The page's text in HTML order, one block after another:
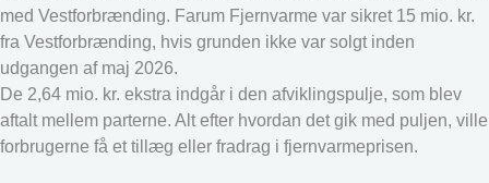
med Vestforbrænding. Farum Fjernvarme var sikret 15 mio. kr.
fra Vestforbrænding, hvis grunden ikke var solgt inden
udgangen af maj 2026.
De 2,64 mio. kr. ekstra indgår i den afviklingspulje, som blev
aftalt mellem parterne. Alt efter hvordan det gik med puljen, ville
forbrugerne få et tillæg eller fradrag i fjernvarmeprisen.